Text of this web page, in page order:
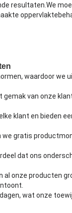
resultaten.We
waardoor we
van onze
klant en bieden
we gratis
dat ons
al onze producten
wat onze